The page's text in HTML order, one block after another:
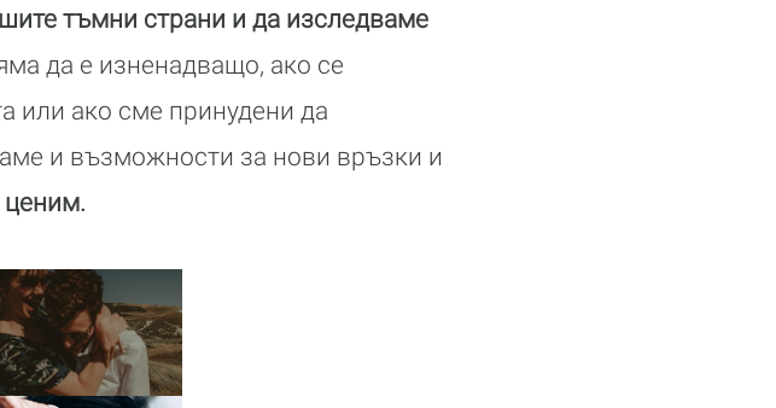
тъмни страни и да изследваме
да е изненадващо, ако се
или ако сме принудени да
и възможности за нови връзки и
ценим.